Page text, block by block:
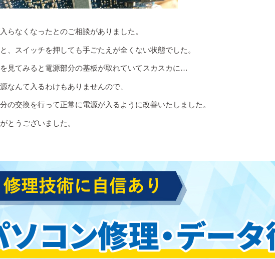
らなくなったとのご相談がありました。
、スイッチを押しても手ごたえが全くない状態でした。
見てみると電源部分の基板が取れていてスカスカに…
なんて入るわけもありませんので、
の交換を行って正常に電源が入るように改善いたしました。
とうございました。